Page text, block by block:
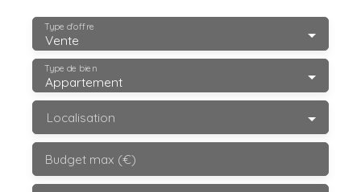
Vente
Type d'offre
Appartement
Type de bien
Localisation
Budget max (€)